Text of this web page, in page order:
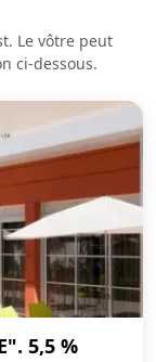
Le vôtre peut
ci-dessous.
5,5 %